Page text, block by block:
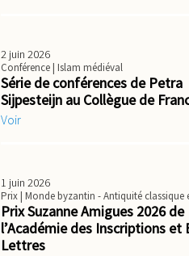
2 juin 2026
Conférence| Islam médiéval
Série de conférences de Petra
Sijpesteijn au Collègue de
Voir
1 juin 2026
Prix| Monde byzantin - Antiquité classique
Prix Suzanne Amigues 2026 de
l’Académie des Inscriptions et
Lettres